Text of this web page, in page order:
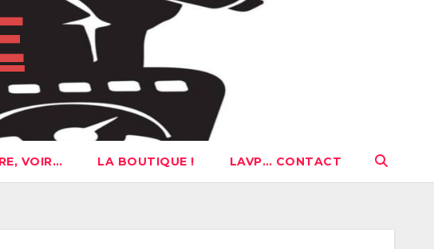
VOIR… LA BOUTIQUE ! LAVP… CONTACT